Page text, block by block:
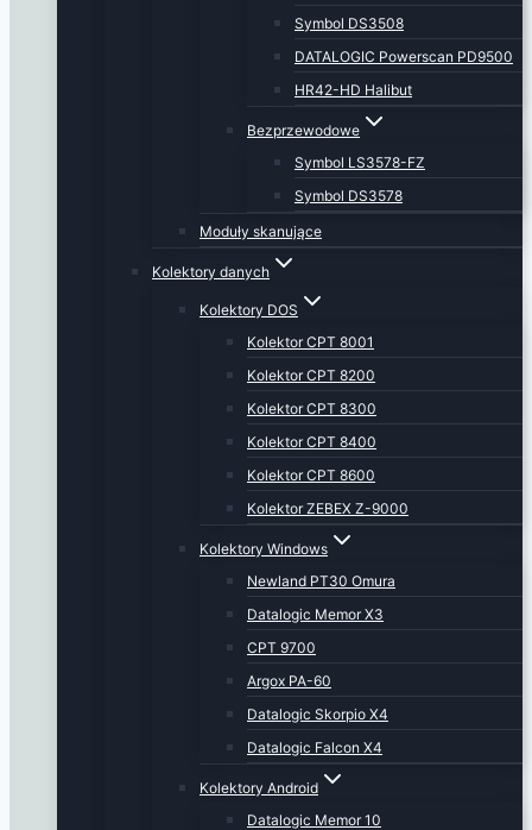
Symbol DS3508
DATALOGIC Powerscan PD9500
HR42-HD Halibut
Bezprzewodowe
Symbol LS3578-FZ
Symbol DS3578
Moduły skanujące
Kolektory danych
Kolektory DOS
Kolektor CPT 8001
Kolektor CPT 8200
Kolektor CPT 8300
Kolektor CPT 8400
Kolektor CPT 8600
Kolektor ZEBEX Z-9000
Kolektory Windows
Newland PT30 Omura
Datalogic Memor X3
CPT 9700
Argox PA-60
Datalogic Skorpio X4
Datalogic Falcon X4
Kolektory Android
Datalogic Memor 10